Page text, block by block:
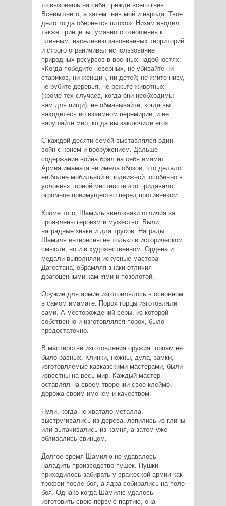
то вызовешь на себя прежде всего гнев
Всевышнего, а затем гнев мой и народа. Твое
дело тогда обернется плохо». Низам вводил
также принципы гуманного отношения к
пленным, населению завоеванных территорий
и строго ограничивал использование
природных ресурсов в военных надобностях:
«Когда победите неверных, не убивайте ни
стариков, ни женщин, ни детей; не жгите ниву,
не рубите деревья, не режьте животных
(кроме тех случаев, когда они необходимы
вам для пищи), не обманывайте, когда вы
находитесь во взаимном перемирии, и не
нарушайте мир, когда вы заключили его».
С каждой десяти семей выставлялся один
войн с конем и вооружением. Дальше
содержание война брал на себя имамат.
Армия имамата не имела обозов, что делало
ее более мобильной и подвижной, особенно в
условиях горной местности это придавало
огромное преимущество перед противником.
Кроме того, Шамиль ввел знаки отличия за
проявлены героизм и мужество. Были
наградные знаки и для трусов. Награды
Шамиля интересны не только в историческом
смысле, но и в художественном. Ордена и
медали выполняли искусные мастера
Дагестана, обрамляя знаки отличия
драгоценными камнями и позолотой.
Оружие для армии изготовлялось в основном
в самом имамате. Порох горцы изготовляли
сами. А месторождений серы, из которой
собственно и изготовлялся порох, было
предостаточно.
В мастерстве изготовления оружия горцам не
было равных. Клинки, ножны, дула, замки,
изготовляемые кавказскими мастерами, были
известны на весь мир. Каждый мастер
оставлял на своем творении свое клеймо,
дорожа своим именем и качеством.
Пули, когда не хватало металла,
выстругивались из дерева, лепились из глины
или вытачивались из камня, а затем уже
обливались свинцом.
Долгое время Шамилю не удавалось
наладить производство пушек. Пушки
приходилось забирать у вражеской армии как
трофеи после боя, а ядра собирались на поле
боя. Однако когда Шамилю удалось
изготовить свою первую партию, она